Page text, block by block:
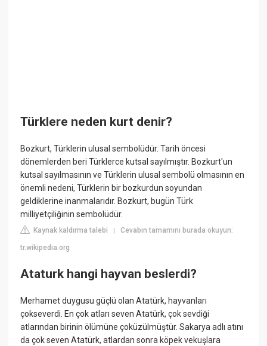
Türklere neden kurt denir?
Bozkurt, Türklerin ulusal sembolüdür. Tarih öncesi
dönemlerden beri Türklerce kutsal sayılmıştır. Bozkurt'un
kutsal sayılmasının ve Türklerin ulusal sembolü olmasının en
önemli nedeni, Türklerin bir bozkurdun soyundan
geldiklerine inanmalarıdır. Bozkurt, bugün Türk
milliyetçiliğinin sembolüdür.
Kaynak kaldırma talebi |Cevabın tamamını burada okuyun:
tr.wikipedia.org
Ataturk hangi hayvan beslerdi?
Merhamet duygusu güçlü olan Atatürk, hayvanları
çokseverdi. En çok atları seven Atatürk, çok sevdiği
atlarından birinin ölümüne çoküzülmüştür. Sakarya adlı atını
da çok seven Atatürk, atlardan sonra köpek vekuşlara